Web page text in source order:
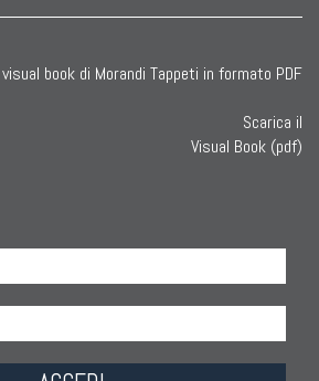
Scarica il
Visual Book (pdf)